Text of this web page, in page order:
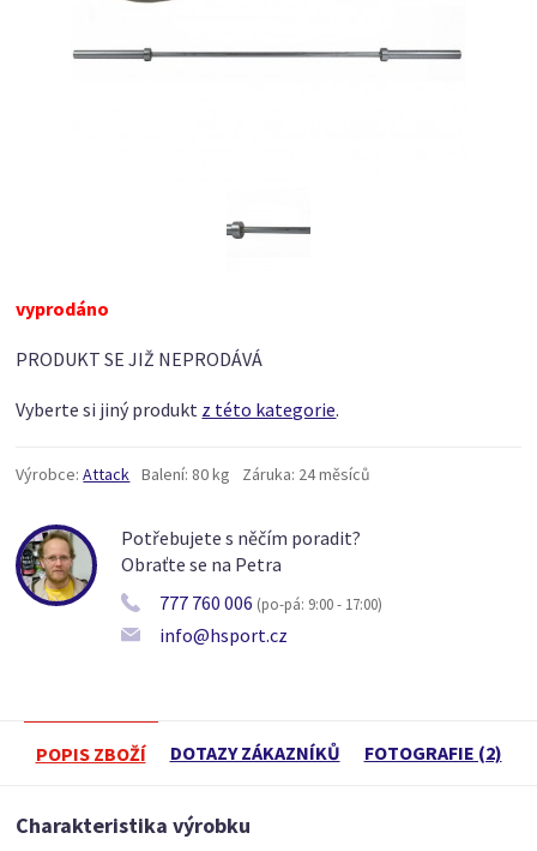
vyprodáno
PRODUKT SE JIŽ NEPRODÁVÁ
Vyberte si jiný produkt z této kategorie.
Výrobce: Attack Balení: 80 kg Záruka: 24 měsíců
Potřebujete s něčím poradit?
Obraťte se na Petra
777 760 006 (po-pá: 9:00 - 17:00)
info@hsport.cz
POPIS ZBOŽÍ DOTAZY ZÁKAZNÍKŮ FOTOGRAFIE (2)
Charakteristika výrobku